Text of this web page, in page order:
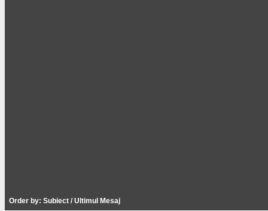
Order by: Subiect / Ultimul Mesaj